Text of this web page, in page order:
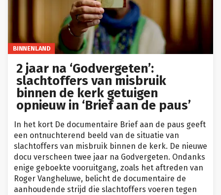
BINNENLAND
2 jaar na ‘Godvergeten’:
slachtoffers van misbruik
binnen de kerk getuigen
opnieuw in ‘Brief aan de paus’
In het kort De documentaire Brief aan de paus geeft
een ontnuchterend beeld van de situatie van
slachtoffers van misbruik binnen de kerk. De nieuwe
docu verscheen twee jaar na Godvergeten. Ondanks
enige geboekte vooruitgang, zoals het aftreden van
Roger Vangheluwe, belicht de documentaire de
aanhoudende strijd die slachtoffers voeren tegen